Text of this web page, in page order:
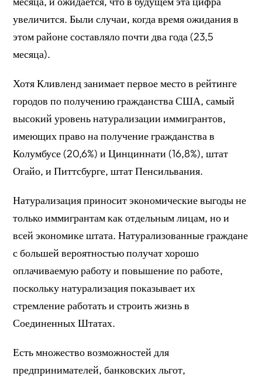
увеличится. Были случаи, когда время ожидания в
этом районе составляло почти два года (23,5
месяца).
Хотя Кливленд занимает первое место в рейтинге
городов по получению гражданства США, самый
высокий уровень натурализации иммигрантов,
имеющих право на получение гражданства в
Колумбусе (20,6%) и Цинциннати (16,8%), штат
Огайо, и Питтсбурге, штат Пенсильвания.
Натурализация приносит экономические выгоды не
только иммигрантам как отдельным лицам, но и
всей экономике штата. Натурализованные граждане
с большей вероятностью получат хорошо
оплачиваемую работу и повышение по работе,
поскольку натурализация показывает их
стремление работать и строить жизнь в
Соединенных Штатах.
Есть множество возможностей для
предпринимателей, банковских льгот,